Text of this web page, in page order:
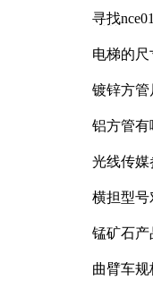
寻找
电梯的
镀锌方管
铝方管有
光线传媒
横担型号
锰矿石产
曲臂车